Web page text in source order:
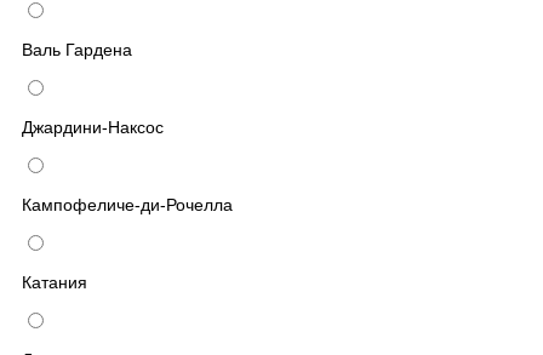
Валь Гардена
Джардини-Наксос
Кампофеличе-ди-Рочелла
Катания